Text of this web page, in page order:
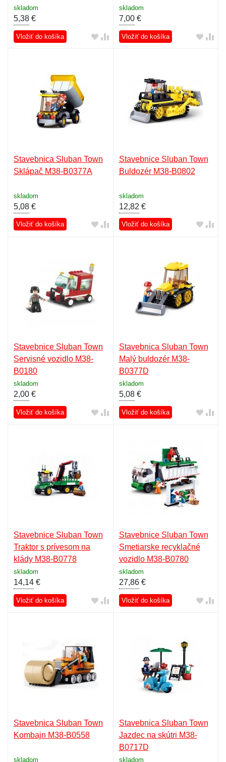
skladom
5,38 €
Vložiť do košíka
skladom
7,00€
Vložiť do košíka
Stavebnica Sluban Town
Sklápač M38-B0377A
skladom
5,08 €
Vložiť do košíka
Stavebnice Sluban Town
Buldozér M38-B0802
skladom
12,82 €
Vložiť do košíka
Stavebnice Sluban Town
Servisné vozidlo M38-
B0180
skladom
2,00 €
Vložiť do košíka
Stavebnica Sluban Town
Malý buldozér M38-
B0377D
skladom
5,08€
Vložiť do košíka
Stavebnice Sluban Town
Traktor s prívesom na
klády M38-B0778
skladom
14,14 €
Vložiť do košíka
Stavebnice Sluban Town
Smetiarske recyklačné
vozidlo M38-B0780
skladom
27,86€
Vložiť do košíka
Stavebnica Sluban Town
Kombajn M38-B0558
skladom
Stavebnica Sluban Town
Jazdec na skútri M38-
B0717D
skladom